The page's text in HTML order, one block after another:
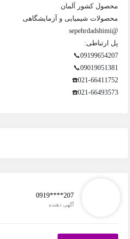
محصول کشور آلمان
محصولات شیمیایی و آزمایشگاهی
@sepehrdadshimi
پل ارتباطی:
09199654207📞
09019051381📞
021-66411752☎️
021-66493573☎️
0919****207
آگهی دهنده